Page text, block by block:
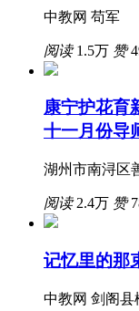
中教网 苟军
阅读1.5万 赞
康宁护花
十一月份导
湖州市南浔区
阅读2.4万 赞
记忆里的那
中教网 剑阁县